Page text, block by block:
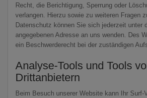
Recht, die Berichtigung, Sperrung oder
verlangen. Hierzu sowie zu weiteren Fragen
Datenschutz können Sie sich jederzeit unter
angegebenen Adresse an uns wenden. Des
ein Beschwerderecht bei der zuständigen
Analyse-Tools und Tools
Drittanbietern
Beim Besuch unserer Website kann Ihr